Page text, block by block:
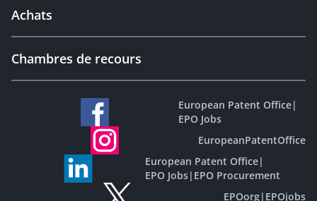
Achats
Chambres de recours
European Patent Office|
EPO Jobs
EuropeanPatentOffice
European Patent Office|
EPO Jobs| EPO Procurement
EPOorg| EPOjobs